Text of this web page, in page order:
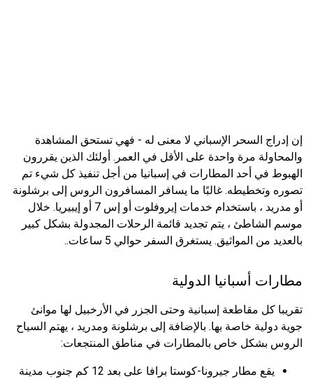
إن إدراج السحر الإسباني لا معنى له - فهي تستحق المشاهدة
والمحاولة مرة واحدة على الأقل في العمر. أولئك الذين يقررون
الهبوط في أحد المطارات في إسبانيا من أجل تنفيذ كل شيء تم
تصوره وتخطيطه. غالبًا ما يسافر المسافرون الروس إلى برشلونة
أو مدريد ، باستخدام خدمات إيروفلوت أو إس 7 أو إيبيريا. خلال
موسم الشاطئ ، يتم تجديد قائمة الرحلات المجدولة بشكل كبير
بالعديد من المواثيق. يستغرق السفر حوالي 5 ساعات..
مطارات أسبانيا الدولية
تقريبا كل مقاطعة إسبانية وحتى الجزر في الأرخبيل لها موانئ
جوية دولية خاصة بها. بالإضافة إلى برشلونة ومدريد ، يهتم السياح
الروس بشكل خاص بالمطارات في مناطق المنتجعات:
يقع مطار جيرونا-كوستا برافا على بعد 12 كم جنوب مدينة